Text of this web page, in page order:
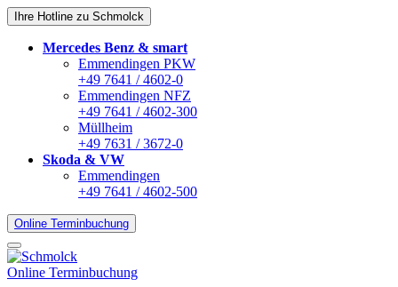
Ihre Hotline zu Schmolck
Mercedes Benz & smart
Emmendingen PKW
+49 7641 / 4602-0
Emmendingen NFZ
+49 7641 / 4602-300
Müllheim
+49 7631 / 3672-0
Skoda & VW
Emmendingen
+49 7641 / 4602-500
Online Terminbuchung
Online Terminbuchung